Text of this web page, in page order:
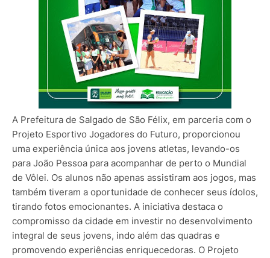
A Prefeitura de Salgado de São Félix, em parceria com o
Projeto Esportivo Jogadores do Futuro, proporcionou
uma experiência única aos jovens atletas, levando-os
para João Pessoa para acompanhar de perto o Mundial
de Vôlei. Os alunos não apenas assistiram aos jogos, mas
também tiveram a oportunidade de conhecer seus ídolos,
tirando fotos emocionantes. A iniciativa destaca o
compromisso da cidade em investir no desenvolvimento
integral de seus jovens, indo além das quadras e
promovendo experiências enriquecedoras. O Projeto